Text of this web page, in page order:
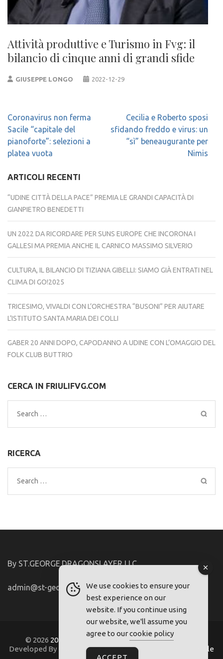
Attività produttive e Turismo in Fvg: il
bilancio di cinque anni di grandi sfide
GIUSEPPE LONGO 2022-12-29
Navigazione
articoli
Coronavirus non ferma
Sacile “capitale del
pianoforte”: selezioni a
platea vuota
Cecilia e Roberto sposi
sfidando freddo e virus: un
“sì” beneaugurante per
Nimis
ARTICOLI RECENTI
“UDINE CITTÀ DELLA PACE” PREMIA LE GRANDI CAPACITÀ DI
GIANPIETRO BENEDETTI
UN 2022 DA RICORDARE PER SUNS EUROPE CHE INCORONA I
GALLESI MA PREMIA ANCHE IL CARNICO MASSIMO SILVERIO
CULTURA, IL BILANCIO DI TIZIANA GIBELLI: SIAMO GIÀ ENTRATI NEL
CLIMA DI GO!2025
TRICESIMO, VIVALDI CON L’ORCHESTRA “BUSONI” PER AIUTARE
L’ISTITUTO SANTA MARIA DEI COLLI
GABER 20 ANNI DOPO, CAPODANNO A UDINE CON L’OMAGGIO DEL
FOLK CLUB BUTTRIO
CERCA IN FRIULIFVG.COM
Search
for:
RICERCA
Search
for:
By ST.GEORGE.DRAGONSLAYER LLC
admin@st-george-dragonslayer.com
© 2026 2021-22.FriuliVG.com
. Metro Magazine Pro |
Developed By
Rara Theme. Powered by Regole
We use cookies to ensure your
best experience on our
website. If you continue using
our website, we'll assume you
agree to ourcookie policy
ACCEPT